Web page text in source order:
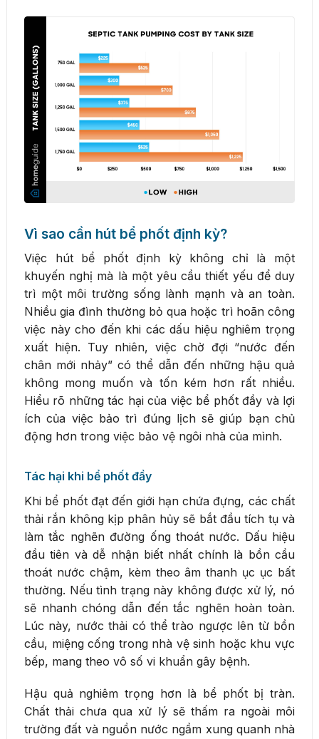
Vì sao cần hút bể phốt định kỳ?
Việc hút bể phốt định kỳ không chỉ là một
khuyến nghị mà là một yêu cầu thiết yếu để duy
trì một môi trường sống lành mạnh và an toàn.
Nhiều gia đình thường bỏ qua hoặc trì hoãn công
việc này cho đến khi các dấu hiệu nghiêm trọng
xuất hiện. Tuy nhiên, việc chờ đợi “nước đến
chân mới nhảy” có thể dẫn đến những hậu quả
không mong muốn và tốn kém hơn rất nhiều.
Hiểu rõ những tác hại của việc bể phốt đầy và lợi
ích của việc bảo trì đúng lịch sẽ giúp bạn chủ
động hơn trong việc bảo vệ ngôi nhà của mình.
Tác hại khi bể phốt đầy
Khi bể phốt đạt đến giới hạn chứa đựng, các chất
thải rắn không kịp phân hủy sẽ bắt đầu tích tụ và
làm tắc nghẽn đường ống thoát nước. Dấu hiệu
đầu tiên và dễ nhận biết nhất chính là bồn cầu
thoát nước chậm, kèm theo âm thanh ục ục bất
thường. Nếu tình trạng này không được xử lý, nó
sẽ nhanh chóng dẫn đến tắc nghẽn hoàn toàn.
Lúc này, nước thải có thể trào ngược lên từ bồn
cầu, miệng cống trong nhà vệ sinh hoặc khu vực
bếp, mang theo vô số vi khuẩn gây bệnh.
Hậu quả nghiêm trọng hơn là bể phốt bị tràn.
Chất thải chưa qua xử lý sẽ thấm ra ngoài môi
trường đất và nguồn nước ngầm xung quanh nhà